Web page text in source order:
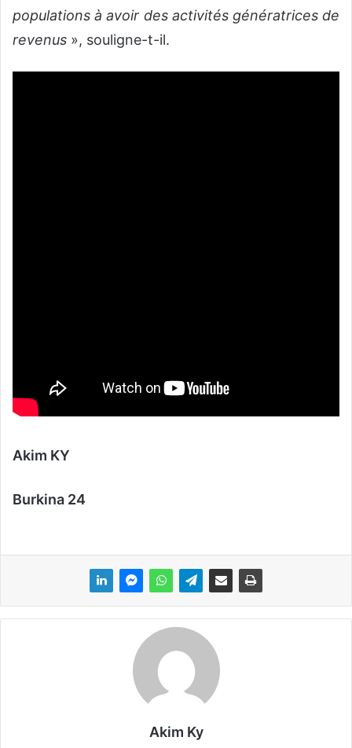
populations à avoir des activités génératrices de
revenus », souligne-t-il.
Akim KY
Burkina 24
Akim Ky